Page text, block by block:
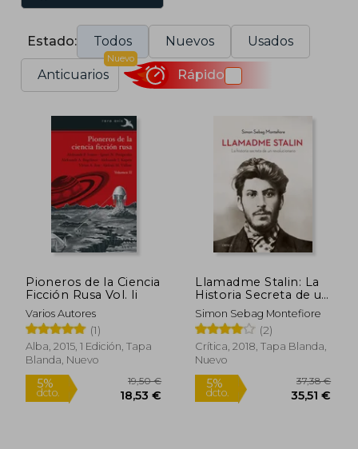
Estado: Todos Nuevos Usados
Anticuarios
Nuevo
Rápido
Pioneros de la Ciencia
Ficción Rusa Vol. Ii
Varios Autores
(1)
Alba, 2015, 1 Edición, Tapa
Blanda, Nuevo
Llamadme Stalin: La
Historia Secreta de un
Revolucionario
Simon Sebag Montefiore
(2)
Crítica, 2018, Tapa Blanda,
Nuevo